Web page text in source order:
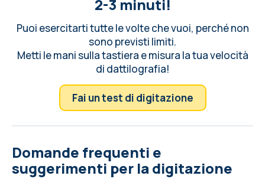
2-3 minuti!
Puoi esercitarti tutte le volte che vuoi, perché non
sono previsti limiti.
Metti le mani sulla tastiera e misura la tua velocità
di dattilografia!
Fai un test di digitazione
Domande frequenti e
suggerimenti per la digitazione